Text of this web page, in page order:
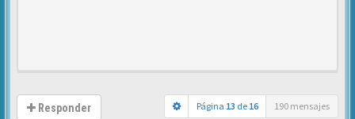
Responder Página 13 de 16 190 mensajes